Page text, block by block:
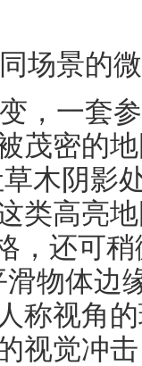
场景的
，一套
茂密的
草木阴影
类高亮
，还可
物体边
称视角
视觉冲